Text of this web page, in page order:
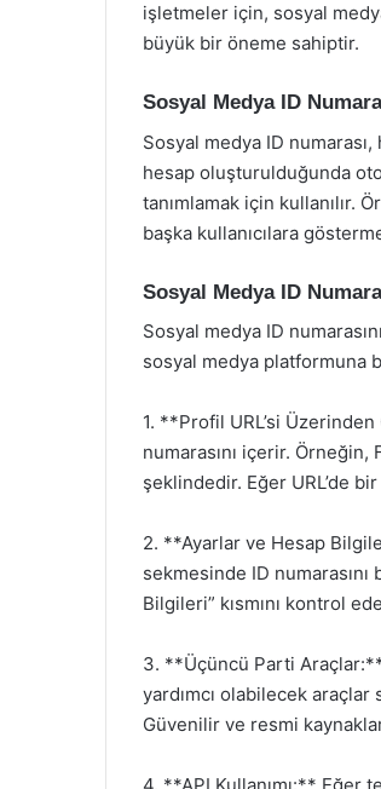
işletmeler için, sosyal
büyük bir öneme sahiptir.
Sosyal Medya ID
Sosyal medya ID
hesap oluşturulduğunda
tanımlamak için kullanılır.
başka kullanıcılara
Sosyal Medya ID
Sosyal medya ID
sosyal medya platformuna
1. **Profil URL’si
numarasını içerir. Örneğin,
şeklindedir. Eğer URL’de
2. **Ayarlar ve Hesap
sekmesinde ID
Bilgileri” kısmını kontrol
3. **Üçüncü Parti Araçlar:**
yardımcı olabilecek
Güvenilir ve resmi